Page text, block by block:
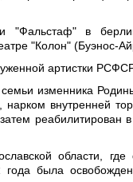
"Фальстаф" в
"Колон"
артистки
изменника
внутренней
реабилитирован
области, где
года была